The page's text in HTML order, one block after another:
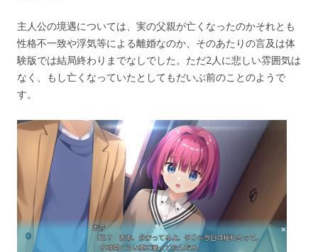
主人公の境遇については、実の父親が亡くなったのかそれとも
性格不一致や浮気等による離婚なのか、そのあたりの言及は体
験版では結局終わりまでなしでした。ただ2人に悲しい雰囲気は
なく、もし亡くなっていたとしてもだいぶ前のことのようで
す。